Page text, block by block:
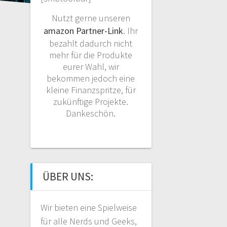
Nutzt gerne unseren
amazon Partner-Link. Ihr
bezahlt dadurch nicht
mehr für die Produkte
eurer Wahl, wir
bekommen jedoch eine
kleine Finanzspritze, für
zukünftige Projekte.
Dankeschön.
ÜBER UNS:
Wir bieten eine Spielweise
für alle Nerds und Geeks,